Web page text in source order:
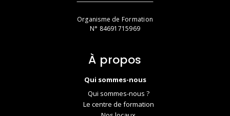
Organisme de Formation
N° 84691715969
À propos
Qui sommes-nous
Qui sommes-nous ?
Le centre de formation